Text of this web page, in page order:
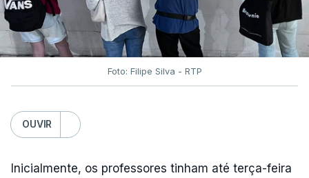
Foto: Filipe Silva - RTP
OUVIR
Inicialmente, os professores tinham até terça-feira